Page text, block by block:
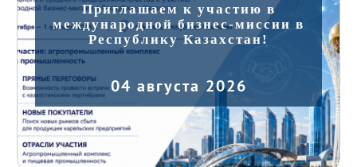
Приглашаем к участию в
международной бизнес-миссии в
Республику Казахстан!
04 августа 2026